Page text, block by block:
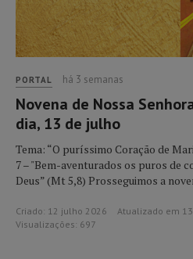
PORTAL há 3 semanas
Novena de Nossa
dia, 13 de julho
Tema: “O puríssimo Coração de
7 – "Bem-aventurados os puros de
Deus” (Mt 5,8) Prosseguimos a
Criado: 12 julho 2026
Atualizado em
Visualizações: 697